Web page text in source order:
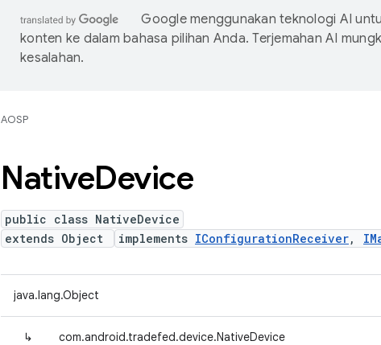
Google menggunakan teknologi AI
konten ke dalam bahasa pilihan Anda. Terjemahan AI
kesalahan.
AOSP
NativeDevice
public class NativeDevice
extends Object
implements IConfigurationReceiver,
java.lang.Object
↳ com.android.tradefed.device.NativeDevice